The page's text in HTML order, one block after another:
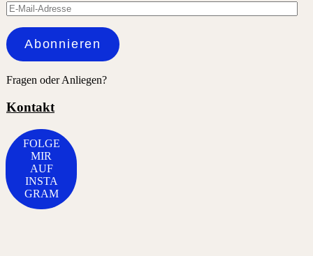
E-
Mail-
Adresse
Abonnieren
Fragen oder Anliegen?
Kontakt
FOLGE
MIR
AUF
INSTA
GRAM